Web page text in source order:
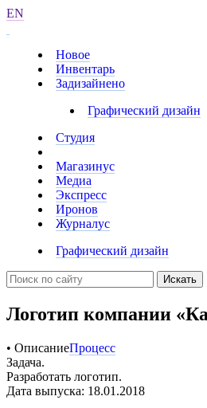
EN
Новое
Инвентарь
Задизайнено
Графический дизайн
Студия
Магазинус
Медиа
Экспресс
Иронов
Журналус
Графический дизайн
Искать
Логотип компании
• ОписаниеПроцесс
Задача.
Разработать логотип.
Дата выпуска: 18.01.2018